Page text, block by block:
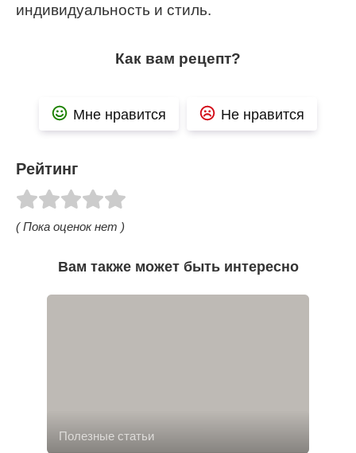
индивидуальность и стиль.
Как вам рецепт?
Мне нравится Не нравится
Рейтинг
( Пока оценок нет )
Вам также может быть интересно
Полезные статьи